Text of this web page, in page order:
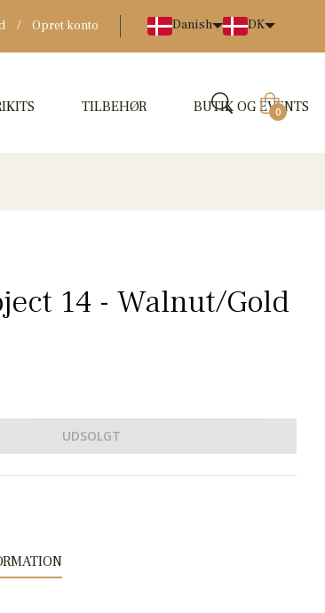
/ Opret konto Danish DK
TILBEHØR BUTIK OG EVENTS
0
14 - Walnut/Gold
UDSOLGT